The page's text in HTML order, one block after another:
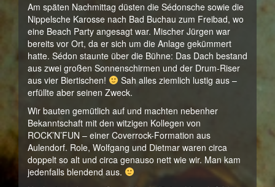
Am späten Nachmittag düsten die Sédonsche sowie die
Nippelsche Karosse nach Bad Buchau zum Freibad, wo
eine Beach Party angesagt war. Mischer Jürgen war
bereits vor Ort, da er sich um die Anlage gekümmert
hatte. Sédon staunte über die Bühne: Das Dach bestand
aus zwei großen Sonnenschirmen und der Drum-Riser
aus vier Biertischen!
Sah alles ziemlich lustig aus –
erfüllte aber seinen Zweck.
Wir bauten gemütlich auf und machten nebenher
Bekanntschaft mit den witzigen Kollegen von
ROCK’N’FUN – einer Coverrock-Formation aus
Aulendorf. Role, Wolfgang und Dietmar waren circa
doppelt so alt und circa genauso nett wie wir. Man kam
jedenfalls blendend aus.